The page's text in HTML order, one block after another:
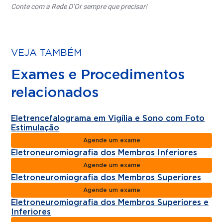
Conte com a Rede D’Or sempre que precisar!
VEJA TAMBÉM
Exames e Procedimentos
relacionados
Eletrencefalograma em Vigília e Sono com Foto
Estimulação
Agende um exame
Eletroneuromiografia dos Membros Inferiores
Agende um exame
Eletroneuromiografia dos Membros Superiores
Agende um exame
Eletroneuromiografia dos Membros Superiores e
Inferiores